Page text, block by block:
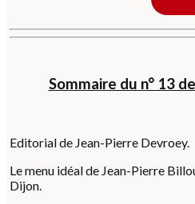
Sommaire du n° 13
Editorial de Jean-Pierre Devroey.
Le menu idéal de Jean-Pierre
Dijon.